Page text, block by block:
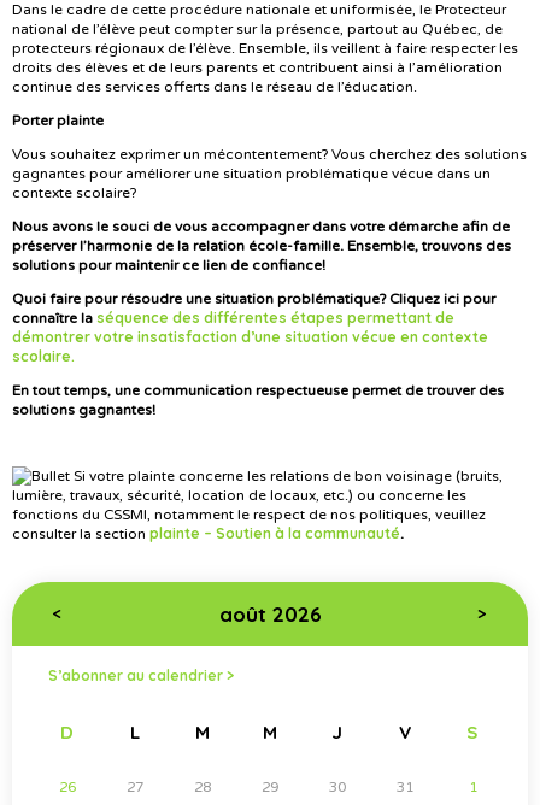
Dans le cadre de cette procédure nationale et uniformisée, le Protecteur
national de l’élève peut compter sur la présence, partout au Québec, de
protecteurs régionaux de l’élève. Ensemble, ils veillent à faire respecter les
droits des élèves et de leurs parents et contribuent ainsi à l’amélioration
continue des services offerts dans le réseau de l’éducation.
Porter plainte
Vous souhaitez exprimer un mécontentement? Vous cherchez des solutions
gagnantes pour améliorer une situation problématique vécue dans un
contexte scolaire?
Nous avons le souci de vous accompagner dans votre démarche afin de
préserver l’harmonie de la relation école-famille. Ensemble, trouvons des
solutions pour maintenir ce lien de confiance!
Quoi faire pour résoudre une situation problématique? Cliquez ici pour
connaître la séquence des différentes étapes permettant de
démontrer votre insatisfaction d’une situation vécue en contexte
scolaire.
En tout temps, une communication respectueuse permet de trouver des
solutions gagnantes!
Si votre plainte concerne les relations de bon voisinage (bruits,
lumière, travaux, sécurité, location de locaux, etc.) ou concerne les
fonctions du CSSMI, notamment le respect de nos politiques, veuillez
consulter la section plainte – Soutien à la communauté.
< août 2026 >
S’abonner au calendrier >
D L M M J V S
26 27 28 29 30 31 1